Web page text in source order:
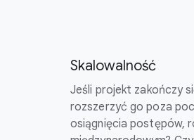
Skalowalność
Jeśli projekt zakończy
rozszerzyć go poza
osiągnięcia postępów,